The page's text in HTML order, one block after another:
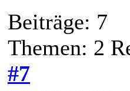
Beiträge: 7
Themen: 2
#7